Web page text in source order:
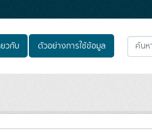
ยวกับ ตัวอย่างการใช้ข้อมูล